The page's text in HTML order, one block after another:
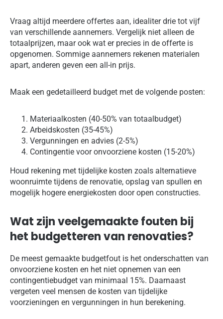
Vraag altijd meerdere offertes aan, idealiter drie tot vijf
van verschillende aannemers. Vergelijk niet alleen de
totaalprijzen, maar ook wat er precies in de offerte is
opgenomen. Sommige aannemers rekenen materialen
apart, anderen geven een all-in prijs.
Maak een gedetailleerd budget met de volgende posten:
Materiaalkosten (40-50% van totaalbudget)
Arbeidskosten (35-45%)
Vergunningen en advies (2-5%)
Contingentie voor onvoorziene kosten (15-20%)
Houd rekening met tijdelijke kosten zoals alternatieve
woonruimte tijdens de renovatie, opslag van spullen en
mogelijk hogere energiekosten door open constructies.
Wat zijn veelgemaakte fouten bij
het budgetteren van renovaties?
De meest gemaakte budgetfout is het onderschatten van
onvoorziene kosten en het niet opnemen van een
contingentiebudget van minimaal 15%. Daarnaast
vergeten veel mensen de kosten van tijdelijke
voorzieningen en vergunningen in hun berekening.